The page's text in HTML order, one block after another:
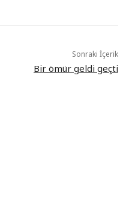
Sonraki İçerik
Bir ömür geldi geçti